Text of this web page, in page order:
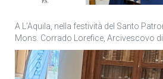
A L’Aquila, nella festività del Santo
Mons. Corrado Lorefice, Arcivescovo